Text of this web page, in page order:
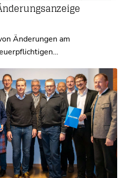
Änderungen am